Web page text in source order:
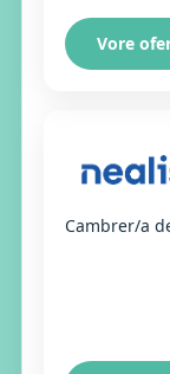
Vore
Cambrer/a